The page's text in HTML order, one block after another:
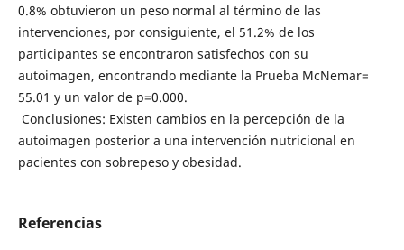
0.8% obtuvieron un peso normal al término de las
intervenciones, por consiguiente, el 51.2% de los
participantes se encontraron satisfechos con su
autoimagen, encontrando mediante la Prueba McNemar=
55.01 y un valor de p=0.000.
Conclusiones: Existen cambios en la percepción de la
autoimagen posterior a una intervención nutricional en
pacientes con sobrepeso y obesidad.
Referencias